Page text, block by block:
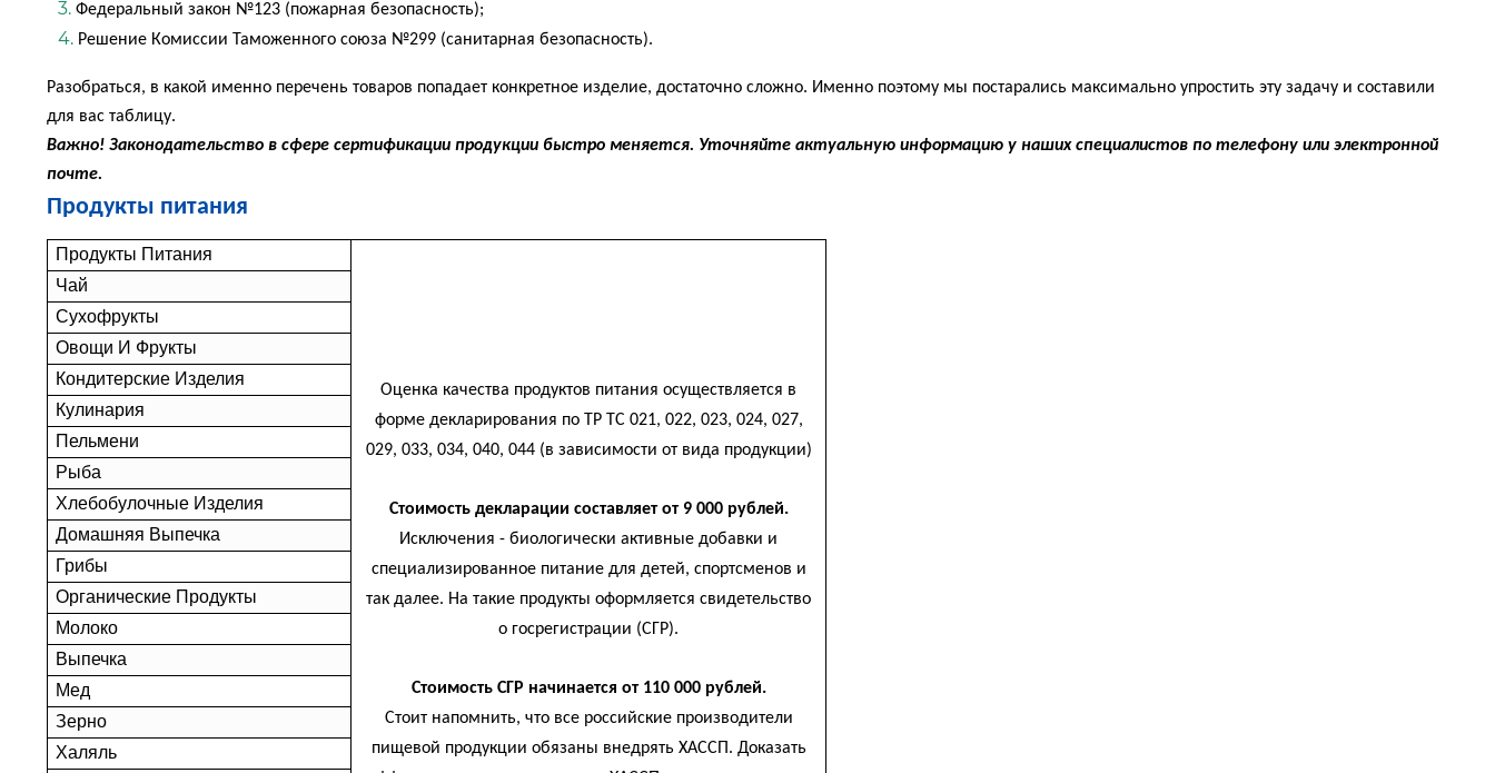
Федеральный закон №123 (пожарная безопасность);
Решение Комиссии Таможенного союза №299 (санитарная безопасность).
Разобраться, в какой именно перечень товаров попадает конкретное изделие, достаточно сложно. Именно поэтому мы постарались максимально упростить эту задачу и составили
для вас таблицу.
Важно! Законодательство в сфере сертификации продукции быстро меняется. Уточняйте актуальную информацию у наших специалистов по телефону или электронной
почте.
Продукты питания
Продукты Питания
Оценка качества продуктов питания осуществляется в
форме декларирования по ТР ТС 021, 022, 023, 024, 027,
029, 033, 034, 040, 044 (в зависимости от вида продукции)
Стоимость декларации составляет от 9 000 рублей.
Исключения - биологически активные добавки и
специализированное питание для детей, спортсменов и
так далее. На такие продукты оформляется свидетельство
о госрегистрации (СГР).
Стоимость СГР начинается от 110 000 рублей.
Стоит напомнить, что все российские производители
пищевой продукции обязаны внедрять ХАССП. Доказать
Чай
Сухофрукты
Овощи И Фрукты
Кондитерские Изделия
Кулинария
Пельмени
Рыба
Хлебобулочные Изделия
Домашняя Выпечка
Грибы
Органические Продукты
Молоко
Выпечка
Мед
Зерно
Халяль